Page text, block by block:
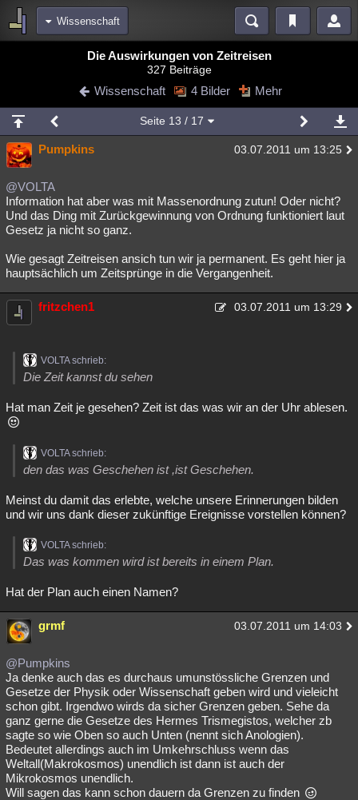
Wissenschaft
Blogs Videos
Chat Wiki Neuigkeiten
meine Rubriken
Menschen Wissenschaft Mystery Kriminalfälle
Spiritualität
Natur Umfragen Unterhaltung
weitere Rubriken
Philosophie Träume Orte Esoterik Literatur
Astronomie Helpdesk Gruppen Gaming Filme
Musik
Übersichten
Besucht Teilgenommen
Lesenswert Schlüsselwörter
Die Auswirkungen von Zeitreisen
327 Beiträge
Wissenschaft 4 Bilder Mehr
Seite 13 / 17
Pumpkins 03.07.2011 um 13:25
@VOLTA
Information hat aber was mit Massenordnung zutun! Oder nicht?
Und das Ding mit Zurückgewinnung von Ordnung funktioniert laut
Gesetz ja nicht so ganz.
Wie gesagt Zeitreisen ansich tun wir ja permanent. Es geht hier ja
hauptsächlich um Zeitsprünge in die Vergangenheit.
fritzchen1 03.07.2011 um 13:29
VOLTA schrieb:
Die Zeit kannst du sehen
Hat man Zeit je gesehen? Zeit ist das was wir an der Uhr ablesen.
VOLTA schrieb:
den das was Geschehen ist ,ist Geschehen.
Meinst du damit das erlebte, welche unsere Erinnerungen bilden
und wir uns dank dieser zukünftige Ereignisse vorstellen können?
VOLTA schrieb:
Das was kommen wird ist bereits in einem Plan.
Hat der Plan auch einen Namen?
grmf 03.07.2011 um 14:03
@Pumpkins
Ja denke auch das es durchaus umunstössliche Grenzen und
Gesetze der Physik oder Wissenschaft geben wird und vieleicht
schon gibt. Irgendwo wirds da sicher Grenzen geben. Sehe da
ganz gerne die Gesetze des Hermes Trismegistos, welcher zb
sagte so wie Oben so auch Unten (nennt sich Anologien).
Bedeutet allerdings auch im Umkehrschluss wenn das
Weltall(Makrokosmos) unendlich ist dann ist auch der
Mikrokosmos unendlich.
Will sagen das kann schon dauern da Grenzen zu finden